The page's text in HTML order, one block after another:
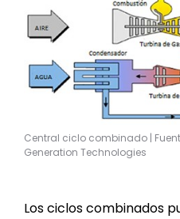
Central ciclo combinado |
Generation Technologies
Los ciclos combinados